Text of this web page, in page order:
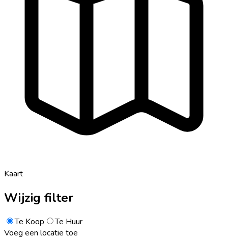
Kaart
Wijzig filter
Te Koop
Te Huur
Voeg een locatie toe